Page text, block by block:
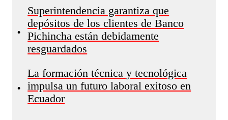
•
Superintendencia garantiza que
depósitos de los clientes de Banco
Pichincha están debidamente
resguardados
•
La formación técnica y tecnológica
impulsa un futuro laboral exitoso en
Ecuador